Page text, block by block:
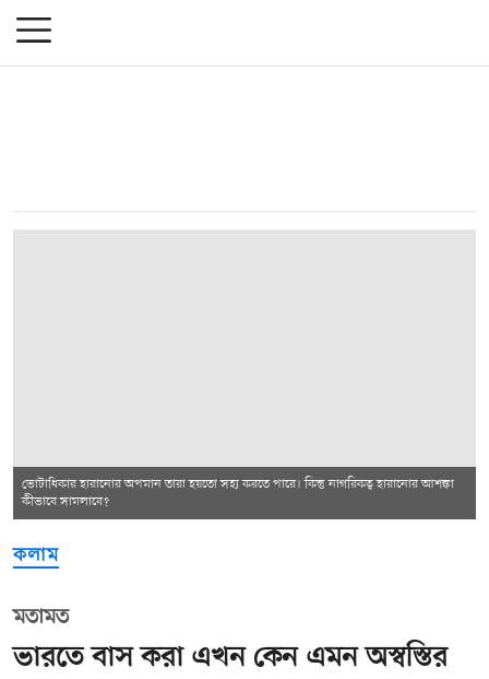
ভোটাধিকার হারানোর অপমান তারা হয়তো সহ্য করতে পারে। কিন্তু নাগরিকত্ব হারানোর আশঙ্কা
কীভাবে সামলাবে?
কলাম
মতামত
ভারতে বাস করা এখন কেন এমন অস্বস্তির